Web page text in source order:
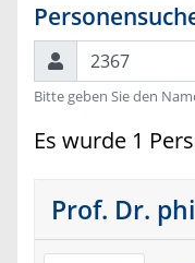
Suchen
Bitte geben Sie den
Es wurde 1
Prof. Dr.